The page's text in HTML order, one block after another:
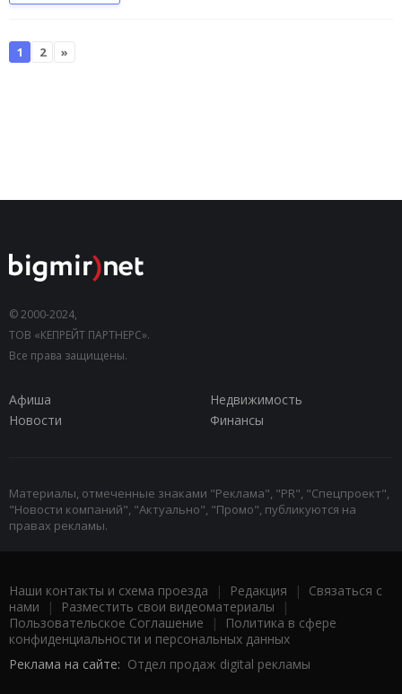
1 2 »
© 2000-2024,
ТОВ «КЕПРЕЙТ ПАРТНЕРС».
Все права защищены.
Афиша
Недвижимость
Новости
Финансы
Материалы, отмеченные знаками "Реклама", "PR", "Спецпроект",
"Новости компаний", "Актуально", "Промо", публикуются на
правах рекламы.
Наши контакты и схема проезда | Редакция | Связаться с
нами | Разместить свои видеоматериалы |
Пользовательское Соглашение |
Политика в сфере
конфиденциальности и персональных данных
Реклама на сайте: Отдел продаж digital рекламы